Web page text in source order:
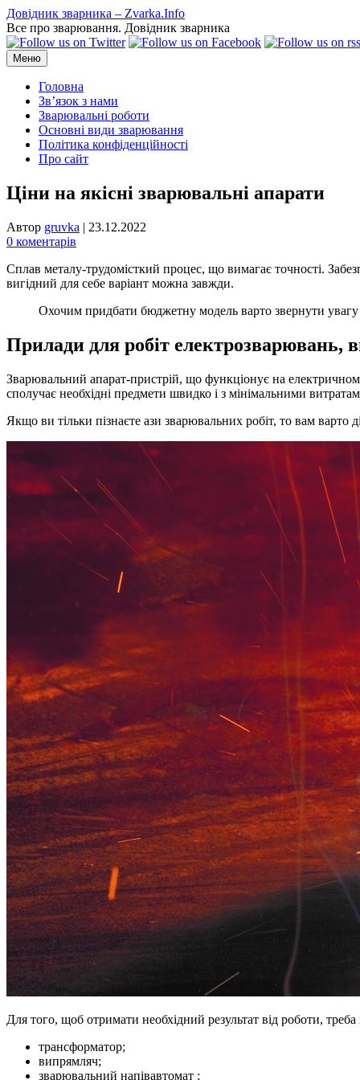
Перейти
до
вмісту
Довідник зварника – Zvarka.Info
Все про зварювання. Довідник зварника
Меню
Головна
Зв’язок з нами
Зварювальні роботи
Основні види зварювання
Політика конфіденційності
Про сайт
Ціни на якісні зварювальні апарати
Автор gruvka | 23.12.2022
0 коментарів
Сплав металу-трудомісткий процес, що вимагає точності.
вигідний для себе варіант можна завжди.
Охочим придбати бюджетну модель варто звернути увагу
Прилади для робіт електрозварювань,
Зварювальний апарат-пристрій, що функціонує на
сполучає необхідні предмети швидко і з мінімальними
Якщо ви тільки пізнаєте ази зварювальних робіт, то вам варто
Для того, щоб отримати необхідний результат від роботи,
трансформатор;
випрямляч;
зварювальний напівавтомат ;